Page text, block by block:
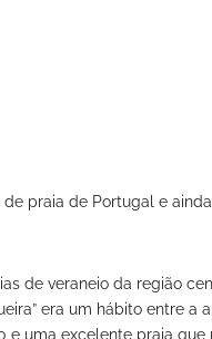
praia de Portugal e
de veraneio da região
era um hábito entre a
e uma excelente praia que